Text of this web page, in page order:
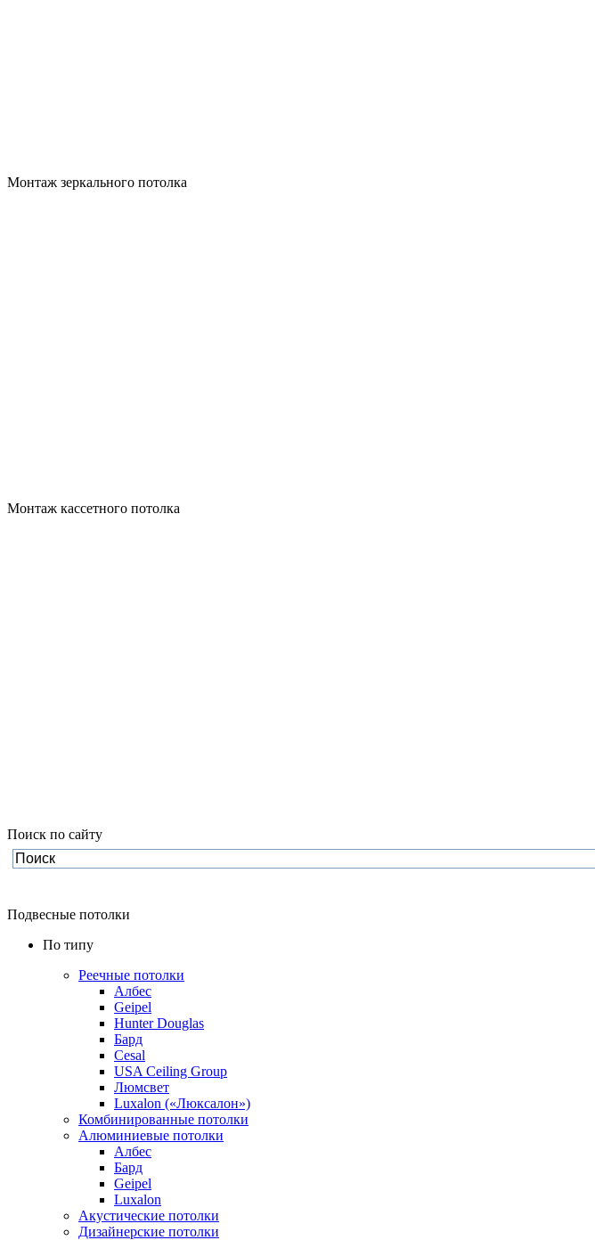
Монтаж зеркального потолка
Монтаж кассетного потолка
Поиск по cайту
Подвесные потолки
По типу
Реечные потолки
Албес
Geipel
Hunter Douglas
Бард
Cesal
USA Ceiling Group
Люмсвет
Luxalon («Люксалон»)
Комбинированные потолки
Алюминиевые потолки
Албес
Бард
Geipel
Luxalon
Акустические потолки
Дизайнерские потолки